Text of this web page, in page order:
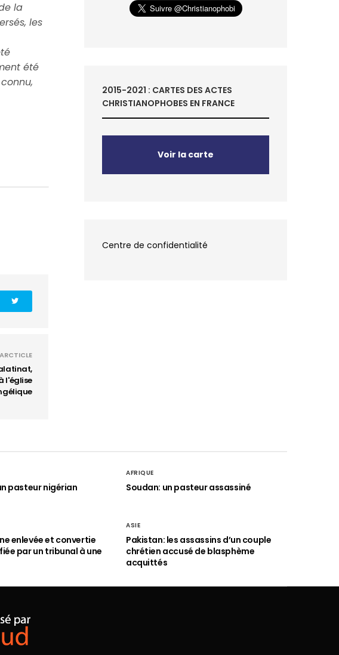
la
les
été
l'église
2015-2021 : CARTES DES ACTES
CHRISTIANOPHOBES EN FRANCE
Voir la carte
Centre de confidentialité
pasteur nigérian
AFRIQUE
Soudan: un pasteur assassiné
enlevée et convertie
par un tribunal à une
ASIE
Pakistan: les assassins d’un couple
chrétien accusé de blasphème
acquittés